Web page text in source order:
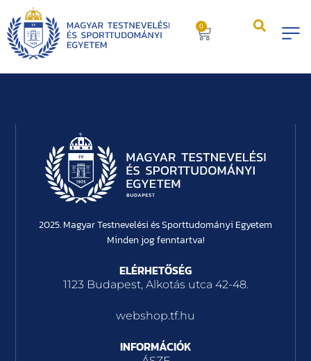
0
2025. Magyar Testnevelési és Sporttudományi Egyetem
Minden jog fenntartva!
ELÉRHETŐSÉG
1123 Budapest, Alkotás utca 42-48.
webshop.tf.hu
INFORMÁCIÓK